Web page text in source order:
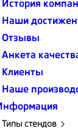
История
Наши
Отзывы
Анкета
Клиенты
Наше
Типы стендов
ТЕМАТИКА
ПЛОЩАДЬ